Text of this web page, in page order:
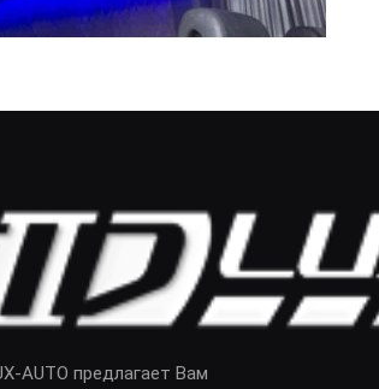
AUTO предлагает Вам